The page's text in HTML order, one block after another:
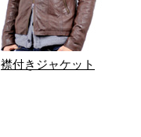
襟付きジャケット